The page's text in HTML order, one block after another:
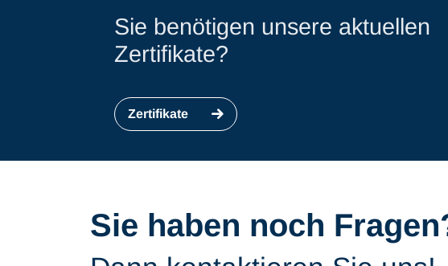
Sie benötigen unsere aktuellen
Zertifikate?
Zertifikate
Sie haben noch